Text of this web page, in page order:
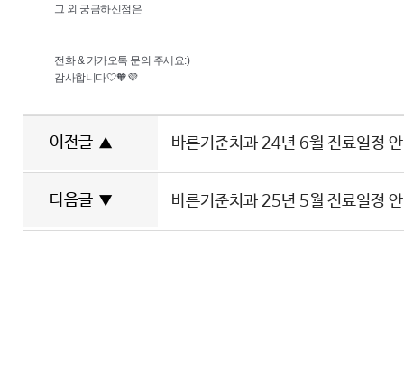
그 외 궁금하신점은
전화 & 카카오톡 문의 주세요:)
감사합니다🤍🧡💜
이전글 ▲ 바른기준치과 24년 6월 진료일정 안
다음글 ▼ 바른기준치과 25년 5월 진료일정 안